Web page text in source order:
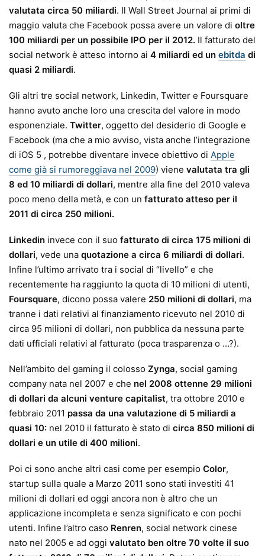
valutata circa 50 miliardi. Il Wall Street Journal ai primi di
maggio valuta che Facebook possa avere un valore di oltre
100 miliardi per un possibile IPO per il 2012. Il fatturato del
social network è atteso intorno ai 4 miliardi ed un ebitda di
quasi 2 miliardi.
Gli altri tre social network, Linkedin, Twitter e Foursquare
hanno avuto anche loro una crescita del valore in modo
esponenziale. Twitter, oggetto del desiderio di Google e
Facebook (ma che a mio avviso, vista anche l’integrazione
di iOS 5 , potrebbe diventare invece obiettivo di Apple
come già si rumoreggiava nel 2009) viene valutata tra gli
8 ed 10 miliardi di dollari, mentre alla fine del 2010 valeva
poco meno della metà, e con un fatturato atteso per il
2011 di circa 250 milioni.
Linkedin invece con il suo fatturato di circa 175 milioni di
dollari, vede una quotazione a circa 6 miliardi di dollari.
Infine l’ultimo arrivato tra i social di “livello” e che
recentemente ha raggiunto la quota di 10 milioni di utenti,
Foursquare, dicono possa valere 250 milioni di dollari, ma
tranne i dati relativi al finanziamento ricevuto nel 2010 di
circa 95 milioni di dollari, non pubblica da nessuna parte
dati ufficiali relativi al fatturato (poca trasparenza o …?).
Nell’ambito del gaming il colosso Zynga, social gaming
company nata nel 2007 e che nel 2008 ottenne 29 milioni
di dollari da alcuni venture capitalist, tra ottobre 2010 e
febbraio 2011 passa da una valutazione di 5 miliardi a
quasi 10: nel 2010 il fatturato è stato di circa 850 milioni di
dollari e un utile di 400 milioni.
Poi ci sono anche altri casi come per esempio Color,
startup sulla quale a Marzo 2011 sono stati investiti 41
milioni di dollari ed oggi ancora non è altro che un
applicazione incompleta e senza significato e con pochi
utenti. Infine l’altro caso Renren, social network cinese
nato nel 2005 e ad oggi valutato ben oltre 70 volte il suo